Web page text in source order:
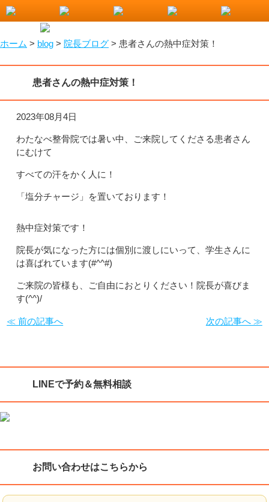
小山市で整骨院をお探しなら！わたなべ整骨院
ホーム > blog > 院長ブログ > 患者さんの熱中症対策！
患者さんの熱中症対策！
2023年08月4日
わたなべ整骨院では暑い中、ご来院してくださる患者さん
にむけて
すべての汗をかく人に！
「塩分チャージ」を置いております！
熱中症対策です！
院長が気になった方には個別に渡しにいって、学生さんに
は喜ばれています(#^^#)
ご来院の皆様も、ご自由におとりください！院長が喜びま
す(^^)/
≪ 前の記事へ 次の記事へ ≫
LINEで予約＆無料相談
お問い合わせはこちらから